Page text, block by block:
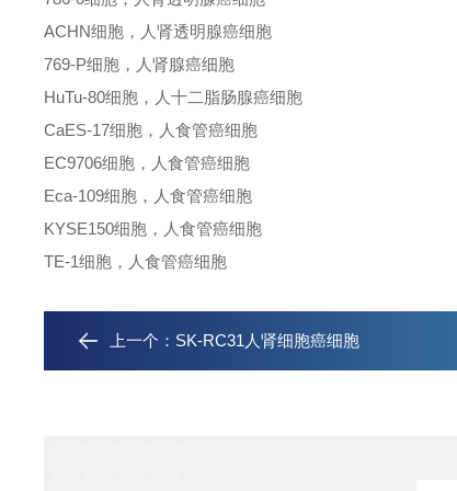
ACHN细胞，人肾透明腺癌细胞
769-P细胞，人肾腺癌细胞
HuTu-80细胞，人十二脂肠腺癌细胞
CaES-17细胞，人食管癌细胞
EC9706细胞，人食管癌细胞
Eca-109细胞，人食管癌细胞
KYSE150细胞，人食管癌细胞
TE-1细胞，人食管癌细胞
上一个： SK-RC31人肾细胞癌细胞